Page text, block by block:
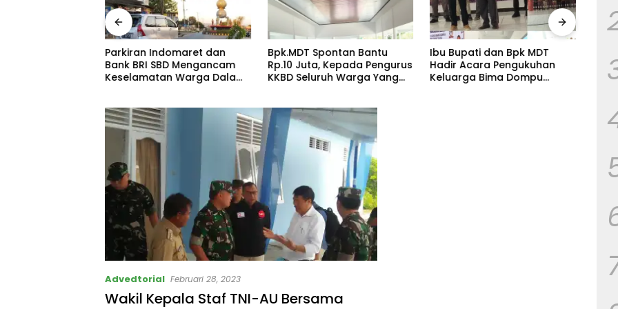
Parkiran Indomaret dan
Bank BRI SBD Mengancam
Keselamatan Warga Dalam
dan Satlantas Didesak
Bertindak Tegas!
Bpk.MDT Spontan Bantu
Rp.10 Juta, Kepada Pengurus
KKBD Seluruh Warga Yang
Ibu Bupati dan Bpk MDT
Hadir Acara Pengukuhan
Keluarga Bima Dompu
Advedtorial Februari 28, 2023
Wakil Kepala Staf TNI-AU Bersama